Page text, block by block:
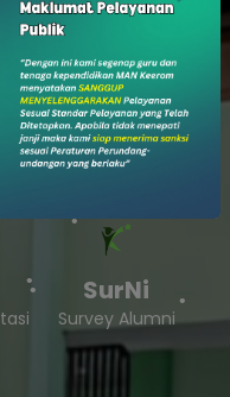
SurNi
Survey Alumni